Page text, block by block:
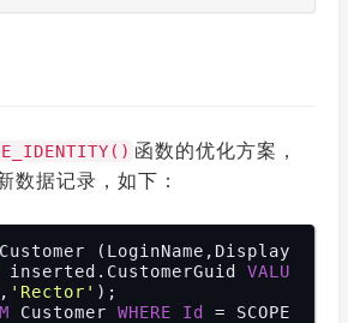
函数的优化方案，
数据记录，如下：
(LoginName,Display
inserted.CustomerGuid VALU
, 'Rector'
Customer WHERE Id
= SCOPE